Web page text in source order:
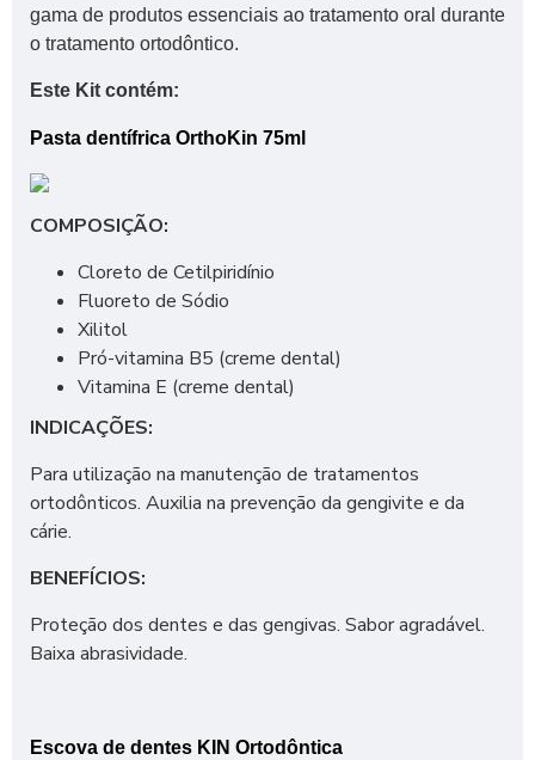
gama de produtos essenciais ao tratamento oral durante
o tratamento ortodôntico.
Este Kit contém:
Pasta dentífrica OrthoKin 75ml
COMPOSIÇÃO:
Cloreto de Cetilpiridínio
Fluoreto de Sódio
Xilitol
Pró-vitamina B5 (creme dental)
Vitamina E (creme dental)
INDICAÇÕES:
Para utilização na manutenção de tratamentos
ortodônticos. Auxilia na prevenção da gengivite e da
cárie.
BENEFÍCIOS:
Proteção dos dentes e das gengivas. Sabor agradável.
Baixa abrasividade.
Escova de dentes KIN Ortodôntica